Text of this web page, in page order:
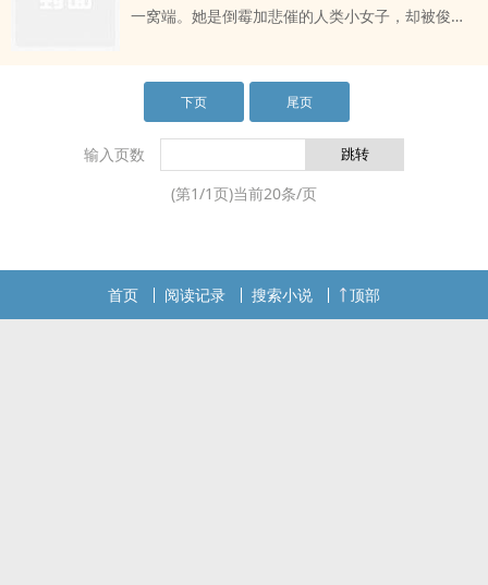
一窝端。她是倒霉加悲催的人类小女子，却被俊美
宠信。且看这个平凡女孩，如何走出一条属于自己
的魔法之路。…
下页 尾页
输入页数
(第1/1页)当前20条/页
首页 阅读记录 搜索小说 顶部